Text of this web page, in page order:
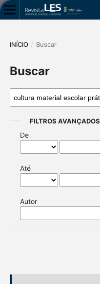
INÍCIO / Buscar
Buscar
FILTROS AVANÇADOS
De
Até
Autor